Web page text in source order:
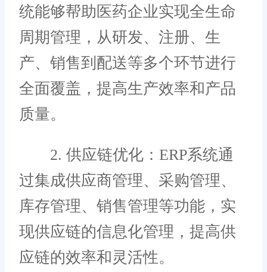
统能够帮助医药企业实现全生命
周期管理，从研发、注册、生
产、销售到配送等多个环节进行
全面覆盖，提高生产效率和产品
质量。
2. 供应链优化：ERP系统通
过集成供应商管理、采购管理、
库存管理、销售管理等功能，实
现供应链的信息化管理，提高供
应链的效率和灵活性。